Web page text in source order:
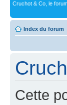
Cruchot & Co, le
Index du forum
Cette